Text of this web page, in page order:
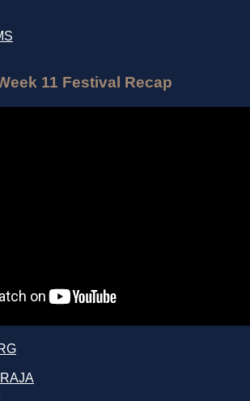
11 Festival Recap